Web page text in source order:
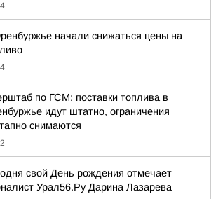
начали снижаться цены на
по ГСМ: поставки топлива в
идут штатно, ограничения
снимаются
свой День рождения отмечает
Урал56.Ру Дарина Лазарева